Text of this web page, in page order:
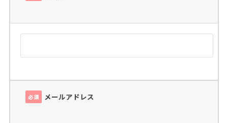
必須 メールアドレス